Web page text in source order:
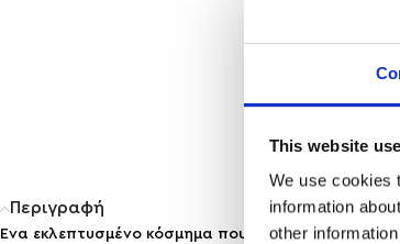
This website
We use cookies
information
other
Περιγραφή
Ένα εκλεπτυσμένο κόσμημα που συνδυάζει